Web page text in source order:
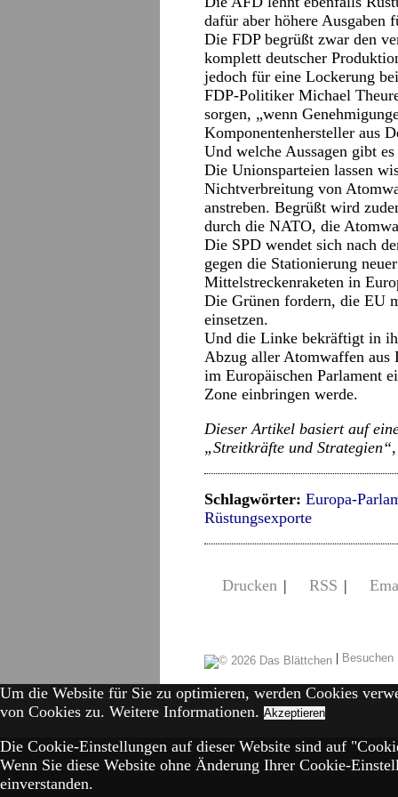
dafür aber höhere Ausgaben
Die FDP begrüßt zwar den
komplett deutscher
jedoch für eine Lockerung
FDP-Politiker Michael
sorgen, „wenn
Komponentenhersteller aus
Und welche Aussagen gibt
Die Unionsparteien lassen
Nichtverbreitung von
anstreben. Begrüßt wird
durch die NATO, die
Die SPD wendet sich nach
gegen die Stationierung
Mittelstreckenraketen in
Die Grünen fordern, die EU
einsetzen.
Und die Linke bekräftigt in
Abzug aller Atomwaffen aus
im Europäischen Parlament
Zone einbringen werde.
Dieser Artikel basiert auf
„Streitkräfte und
Schlagwörter: Europa-
Rüstungsexporte
Drucken | RSS |
|
Um die Website für Sie zu optimieren, werden Cookies
von Cookies zu. Weitere Informationen. Akzeptieren
Die Cookie-Einstellungen auf dieser Website sind auf
Wenn Sie diese Website ohne Änderung Ihrer Cookie-
einverstanden.